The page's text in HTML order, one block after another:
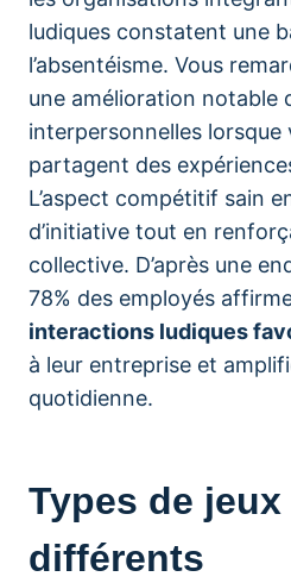
ludiques constatent une
l’absentéisme. Vous
une amélioration notable
interpersonnelles lorsque
partagent des
L’aspect compétitif sain
d’initiative tout en
collective. D’après une
78% des employés
interactions ludiques
à leur entreprise et
quotidienne.
Types de
différents